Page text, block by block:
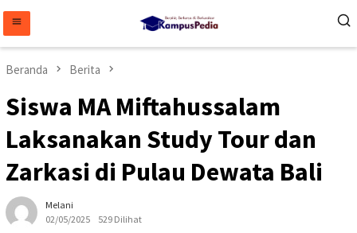
konten
Beranda Berita
Siswa MA Miftahussalam
Laksanakan Study Tour dan
Zarkasi di Pulau Dewata Bali
Melani
02/05/2025
529 Dilihat